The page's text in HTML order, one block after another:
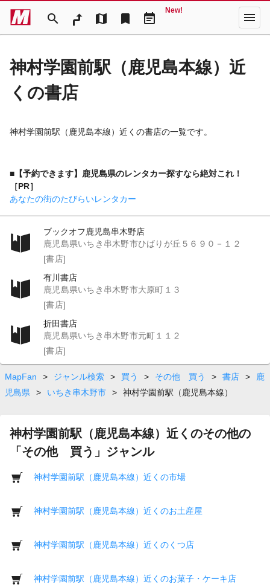
search map bookmark event_note
New! menu
神村学園前駅（鹿児島本線）近
くの書店
神村学園前駅（鹿児島本線）近くの書店の一覧です。
■【予約できます】鹿児島県のレンタカー探すなら絶対これ！
［PR］
あなたの街のたびらいレンタカー
ブックオフ鹿児島串木野店
鹿児島県いちき串木野市ひばりが丘５６９０－１２
[書店]
有川書店
鹿児島県いちき串木野市大原町１３
[書店]
折田書店
鹿児島県いちき串木野市元町１１２
[書店]
MapFan > ジャンル検索 > 買う > その他 買う > 書店 >
鹿
児島県
> いちき串木野市 > 神村学園前駅（鹿児島本線）
神村学園前駅（鹿児島本線）近くのその他の
「その他 買う」ジャンル
神村学園前駅（鹿児島本線）近くの市場
神村学園前駅（鹿児島本線）近くのお土産屋
神村学園前駅（鹿児島本線）近くのくつ店
神村学園前駅（鹿児島本線）近くのお菓子・ケーキ店